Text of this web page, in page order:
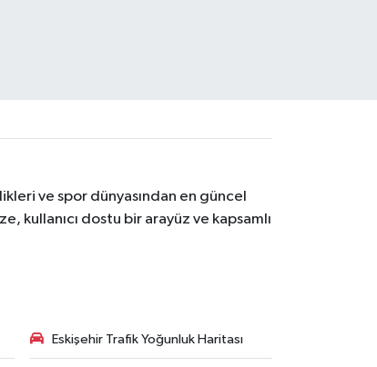
ve spor dünyasından en güncel
kullanıcı dostu bir arayüz ve kapsamlı
Eskişehir Trafik Yoğunluk Haritası